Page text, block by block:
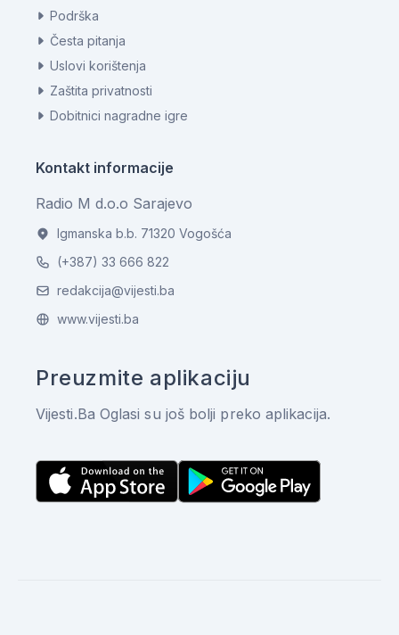
Podrška
Česta pitanja
Uslovi korištenja
Zaštita privatnosti
Dobitnici nagradne igre
Kontakt informacije
Radio M d.o.o Sarajevo
Igmanska b.b. 71320 Vogošća
(+387) 33 666 822
redakcija@vijesti.ba
www.vijesti.ba
Preuzmite aplikaciju
Vijesti.Ba Oglasi su još bolji preko aplikacija.